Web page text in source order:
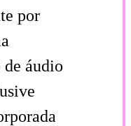
por
de áudio